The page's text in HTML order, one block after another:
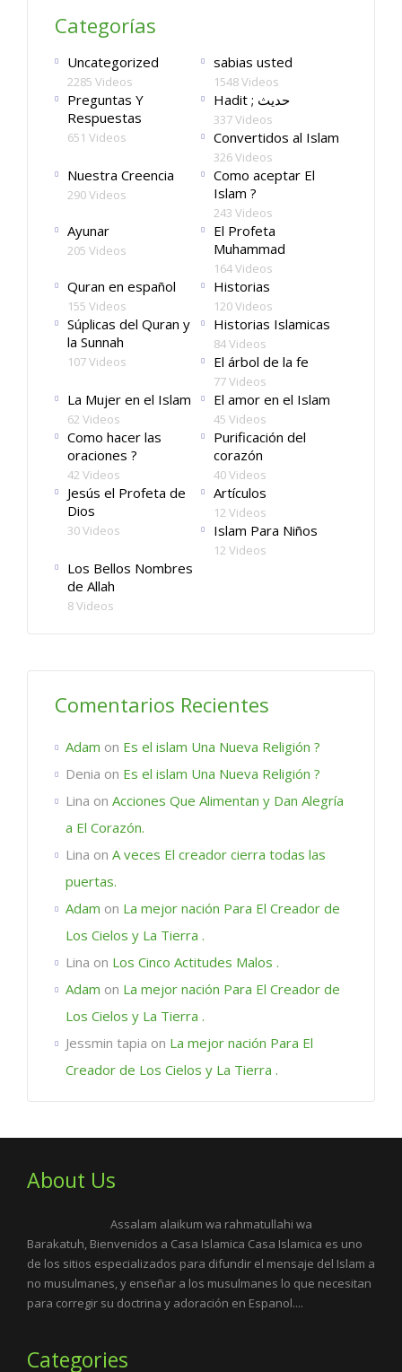
Categorías
Uncategorized
2285 Videos
sabias usted
1548 Videos
Preguntas Y
Respuestas
651 Videos
Hadit ; حديث
337 Videos
Convertidos al Islam
326 Videos
Nuestra Creencia
290 Videos
Como aceptar El
Islam ?
243 Videos
Ayunar
205 Videos
El Profeta
Muhammad
164 Videos
Quran en español
155 Videos
Historias
120 Videos
Súplicas del Quran y
la Sunnah
107 Videos
Historias Islamicas
84 Videos
El árbol de la fe
77 Videos
La Mujer en el Islam
62 Videos
El amor en el Islam
45 Videos
Como hacer las
oraciones ?
42 Videos
Purificación del
corazón
40 Videos
Jesús el Profeta de
Dios
30 Videos
Artículos
12 Videos
Islam Para Niños
12 Videos
Los Bellos Nombres
de Allah
8 Videos
Comentarios Recientes
Adam on Es el islam Una Nueva Religión ?
Denia on Es el islam Una Nueva Religión ?
Lina on Acciones Que Alimentan y Dan Alegría
a El Corazón.
Lina on A veces El creador cierra todas las
puertas.
Adam on La mejor nación Para El Creador de
Los Cielos y La Tierra .
Lina on Los Cinco Actitudes Malos .
Adam on La mejor nación Para El Creador de
Los Cielos y La Tierra .
Jessmin tapia on La mejor nación Para El
Creador de Los Cielos y La Tierra .
About Us
Assalam alaikum wa rahmatullahi wa
Barakatuh, Bienvenidos a Casa Islamica Casa Islamica es uno
de los sitios especializados para difundir el mensaje del Islam a
no musulmanes, y enseñar a los musulmanes lo que necesitan
para corregir su doctrina y adoración en Espanol....
Categories